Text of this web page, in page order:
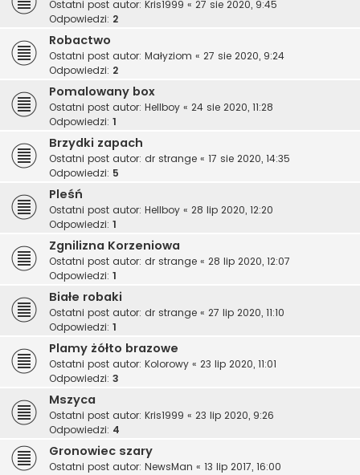
Ostatni post autor: Kris1999 « 27 sie 2020, 9:45
Odpowiedzi: 2
Robactwo
Ostatni post autor: Małyziom « 27 sie 2020, 9:24
Odpowiedzi: 2
Pomalowany box
Ostatni post autor: Hellboy « 24 sie 2020, 11:28
Odpowiedzi: 1
Brzydki zapach
Ostatni post autor: dr strange « 17 sie 2020, 14:35
Odpowiedzi: 5
Pleśń
Ostatni post autor: Hellboy « 28 lip 2020, 12:20
Odpowiedzi: 1
Zgnilizna Korzeniowa
Ostatni post autor: dr strange « 28 lip 2020, 12:07
Odpowiedzi: 1
Białe robaki
Ostatni post autor: dr strange « 27 lip 2020, 11:10
Odpowiedzi: 1
Plamy żółto brazowe
Ostatni post autor: Kolorowy « 23 lip 2020, 11:01
Odpowiedzi: 3
Mszyca
Ostatni post autor: Kris1999 « 23 lip 2020, 9:26
Odpowiedzi: 4
Gronowiec szary
Ostatni post autor: NewsMan « 13 lip 2017, 16:00